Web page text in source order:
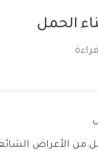
الحمل
قراءة
من الأعراض